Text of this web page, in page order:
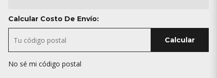
Calcular Costo De Envío:
Calcular
No sé mi código postal